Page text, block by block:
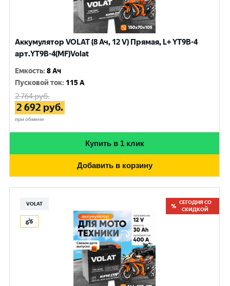
Аккумулятор VOLAT (8 Ач, 12 V) Прямая, L+ YT9B-4
арт.YT9B-4(MF)Volat
Емкость:8 Ач
Пусковой ток: 115 A
2 764руб.
2 692 руб.
при обмене
Купить в 1 клик
Добавить в корзину
VOLAT
СЕГОДНЯ СО
СКИДКОЙ